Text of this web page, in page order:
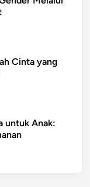
Cinta yang
untuk Anak: